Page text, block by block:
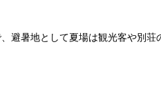
暑地として夏場は観光客や別